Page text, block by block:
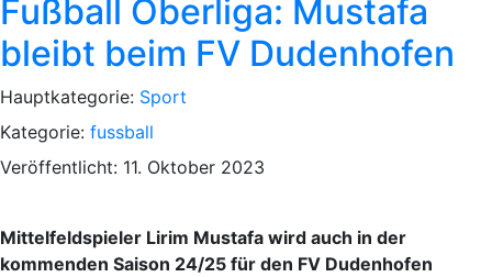
Fußball Oberliga: Mustafa
bleibt beim FV Dudenhofen
Hauptkategorie: Sport
Kategorie: fussball
Veröffentlicht: 11. Oktober 2023
Mittelfeldspieler Lirim Mustafa wird auch in der
kommenden Saison 24/25 für den FV Dudenhofen